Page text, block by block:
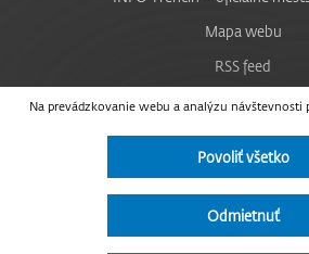
Na prevádzkovanie webu a analýzu návštevnosti
Povoliť všetko
Odmietnuť
Mapa webu
RSS feed
Nastavenie cookies
Facebook
Instagram
Vyhlásenie o